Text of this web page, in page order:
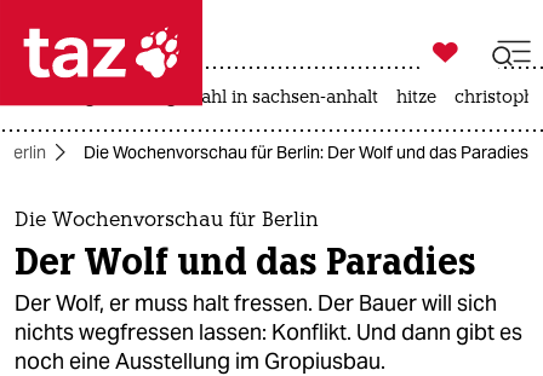
 taz zahl ich
taz zahl ich
themen
politik
öko

taz zahl ich
landtagswahl in sachsen-anhalt hitze
Berlin Die Wochenvorschau für Berlin: Der Wolf und das Paradies
Die Wochenvorschau für Berlin
Der Wolf und das Paradies
Der Wolf, er muss halt fressen. Der Bauer will sich
nichts wegfressen lassen: Konflikt. Und dann gibt es
noch eine Ausstellung im Gropiusbau.